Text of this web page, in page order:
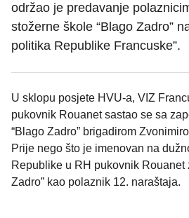
održao je predavanje
stožerne škole “Blago Zadro”
politika Republike Francuske”.
U sklopu posjete HVU-a, VIZ
pukovnik Rouanet sastao se sa
“Blago Zadro” brigadirom
Prije nego što je imenovan na
Republike u RH pukovnik Rouanet
Zadro” kao polaznik 12. naraštaja.